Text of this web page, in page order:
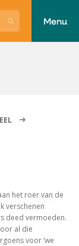
Menu
het roer van de
verschenen
deed vermoeden.
al die
voor ‘we